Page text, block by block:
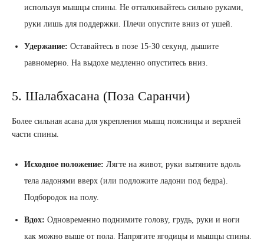
используя мышцы спины. Не отталкивайтесь сильно руками,
руки лишь для поддержки. Плечи опустите вниз от ушей.
Удержание: Оставайтесь в позе 15-30 секунд, дышите
равномерно. На выдохе медленно опуститесь вниз.
5. Шалабхасана (Поза Саранчи)
Более сильная асана для укрепления мышц поясницы и верхней
части спины.
Исходное положение: Лягте на живот, руки вытяните вдоль
тела ладонями вверх (или подложите ладони под бедра).
Подбородок на полу.
Вдох: Одновременно поднимите голову, грудь, руки и ноги
как можно выше от пола. Напрягите ягодицы и мышцы спины.